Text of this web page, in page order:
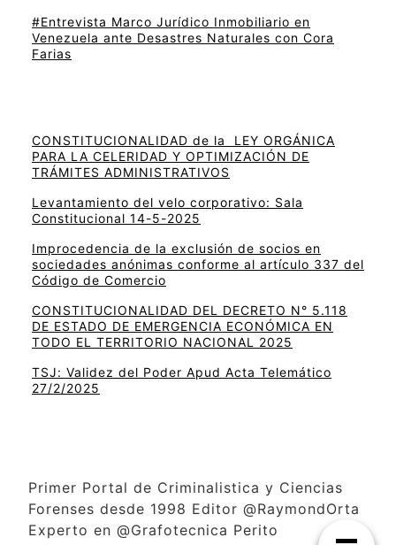
#Entrevista Marco Jurídico Inmobiliario en
Venezuela ante Desastres Naturales con Cora
Farias
CONSTITUCIONALIDAD de la LEY ORGÁNICA
PARA LA CELERIDAD Y OPTIMIZACIÓN DE
TRÁMITES ADMINISTRATIVOS
Levantamiento del velo corporativo: Sala
Constitucional 14-5-2025
Improcedencia de la exclusión de socios en
sociedades anónimas conforme al artículo 337 del
Código de Comercio
CONSTITUCIONALIDAD DEL DECRETO N° 5.118
DE ESTADO DE EMERGENCIA ECONÓMICA EN
TODO EL TERRITORIO NACIONAL 2025
TSJ: Validez del Poder Apud Acta Telemático
27/2/2025
Primer Portal de Criminalistica y Ciencias
Forenses desde 1998 Editor @RaymondOrta
Experto en @Grafotecnica Perito